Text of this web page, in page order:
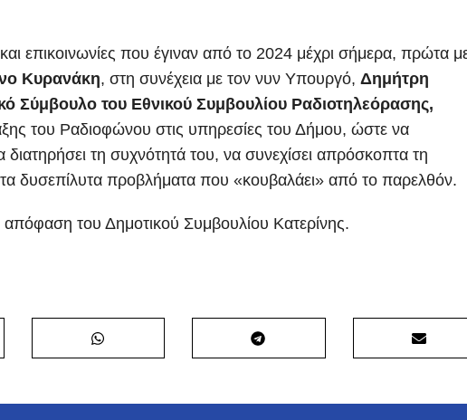
επικοινωνίες που έγιναν από το 2024 μέχρι σήμερα, πρώτα
Κυρανάκη, στη συνέχεια με τον νυν Υπουργό, Δημήτρη
Σύμβουλο του Εθνικού Συμβουλίου Ραδιοτηλεόρασης,
του Ραδιοφώνου στις υπηρεσίες του Δήμου, ώστε να
τη συχνότητά του, να συνεχίσει απρόσκοπτα τη
τα δυσεπίλυτα προβλήματα που «κουβαλάει» από το παρελθόν.
του Δημοτικού Συμβουλίου Κατερίνης.